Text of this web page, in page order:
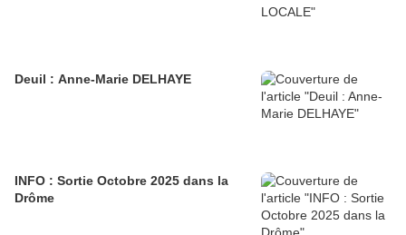
Deuil : Anne-Marie DELHAYE
INFO : Sortie Octobre 2025 dans la
Drôme